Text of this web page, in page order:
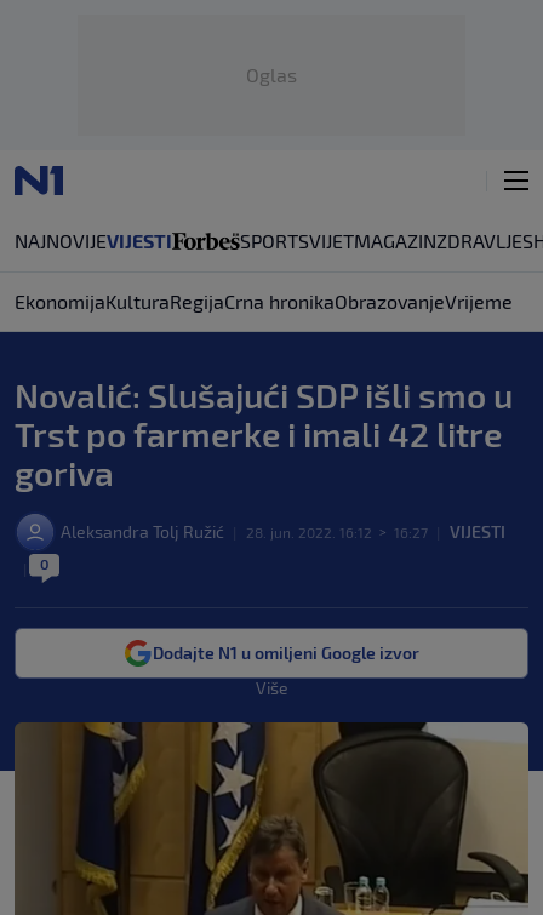
Oglas
NAJNOVIJEVIJESTI SPORTSVIJETMAGAZINZDRAVLJE
EkonomijaKulturaRegijaCrna hronikaObrazovanjeVrijeme
Novalić: Slušajući SDP išli smo u
Trst po farmerke i imali 42 litre
goriva
Aleksandra Tolj Ružić 28. jun. 2022. 16:12 > 16:27 VIJESTI
0
Dodajte N1 u omiljeni Google izvor
Više